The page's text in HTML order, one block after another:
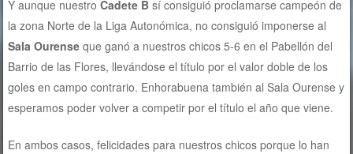
Y aunque nuestroCadete B sí consiguió proclamarse campeón de
la zona Norte de la Liga Autonómica, no consiguió imponerse al
Sala Ourense que ganó a nuestros chicos 5-6 en el Pabellón del
Barrio de las Flores, llevándose el título por el valor doble de los
goles en campo contrario. Enhorabuena también al Sala Ourense y
esperamos poder volver a competir por el título el año que viene.
En ambos casos, felicidades para nuestros chicos porque lo han